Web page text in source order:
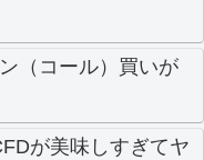
（コール）買いが
が美味しすぎてヤ